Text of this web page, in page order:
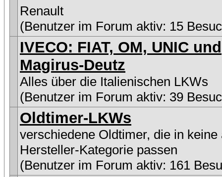
Renault
(Benutzer im Forum aktiv: 15
IVECO: FIAT, OM, UNIC und
Magirus-Deutz
Alles über die Italienischen LKWs
(Benutzer im Forum aktiv: 39
Oldtimer-LKWs
verschiedene Oldtimer, die in keine
Hersteller-Kategorie passen
(Benutzer im Forum aktiv: 161